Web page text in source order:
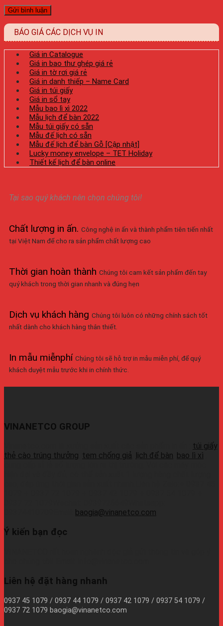
BÁO GIÁ CÁC DỊCH VỤ IN
Giá in Catalogue
Giá in bao thư ghép giá rẻ
Giá in tờ rơi giá rẻ
Giá in danh thiếp – Name Card
Giá in túi giấy
Giá in sổ tay
Mẫu bao lì xì 2022
Mẫu lịch để bàn 2022
Mẫu túi giấy có sẵn
Mẫu đế lịch có sẵn
Mẫu đế lịch để bàn Gỗ [Cập nhật]
Lucky money envelope – TET Holiday
Thiết kế lịch để bàn online
Tại sao quý khách nên chọn chúng tôi!
Chất lượng in ấn. Công nghệ in ấn và thành phẩm tiên tiến nhất
tại Việt Nam để cho ra sản phẩm chất lượng cao
Thời gian hoàn thành Chúng tôi cam kết sản phẩm đến tay
quý khách trong thời gian nhanh và đúng hẹn
Dịch vụ khách hàng Chúng tôi luôn có những chính sách tốt
nhất dành cho khách hàng thân thiết.
In mẫu miễnphí Chúng tôi sẽ hỗ trợ in mẫu miễn phí, để quý
khách duyệt mẫu trước khi in chính thức.
VINANETCO GROUP
túi giấy
thẻ cào trúng thưởng tem chống giả lịch để bàn bao lì xì
baogia@vinanetco.com
Ý kiến bạn đọc
Liên hệ đặt hàng nhanh
0937 45 1079 / 0937 44 1079 / 0937 42 1079 / 0937 54 1079 /
0937 72 1079 baogia@vinanetco.com